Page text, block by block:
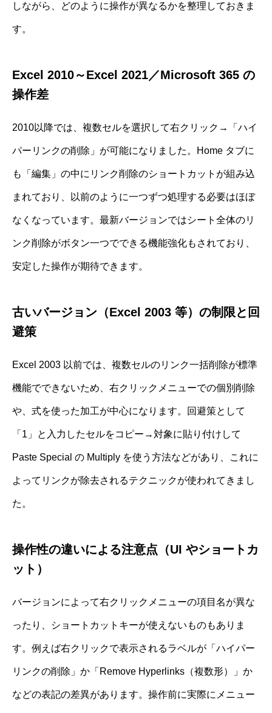
しながら、どのように操作が異なるかを整理しておきま
す。
Excel 2010～Excel 2021／Microsoft 365 の
操作差
2010以降では、複数セルを選択して右クリック→「ハイ
パーリンクの削除」が可能になりました。Home タブに
も「編集」の中にリンク削除のショートカットが組み込
まれており、以前のように一つずつ処理する必要はほぼ
なくなっています。最新バージョンではシート全体のリ
ンク削除がボタン一つでできる機能強化もされており、
安定した操作が期待できます。
古いバージョン（Excel 2003 等）の制限と回
避策
Excel 2003 以前では、複数セルのリンク一括削除が標準
機能でできないため、右クリックメニューでの個別削除
や、式を使った加工が中心になります。回避策として
「1」と入力したセルをコピー→対象に貼り付けして
Paste Special の Multiply を使う方法などがあり、これに
よってリンクが除去されるテクニックが使われてきまし
た。
操作性の違いによる注意点（UI やショートカ
ット）
バージョンによって右クリックメニューの項目名が異な
ったり、ショートカットキーが使えないものもありま
す。例えば右クリックで表示されるラベルが「ハイパー
リンクの削除」か「Remove Hyperlinks（複数形）」か
などの表記の差異があります。操作前に実際にメニュー